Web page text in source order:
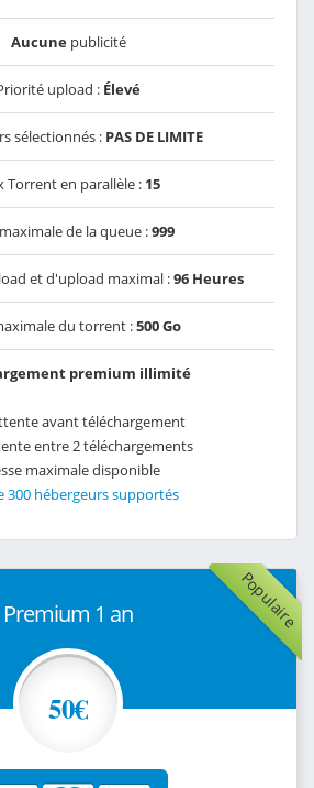
Aucunepublicité
upload : Élevé
sélectionnés : PAS DE LIMITE
Torrent en parallèle : 15
de la queue :999
et d'upload maximal :96 Heures
du torrent :500 Go
premium illimité
avant téléchargement
entre 2 téléchargements
maximale disponible
300 hébergeurs supportés
Populaire
Premium 1 an
50€